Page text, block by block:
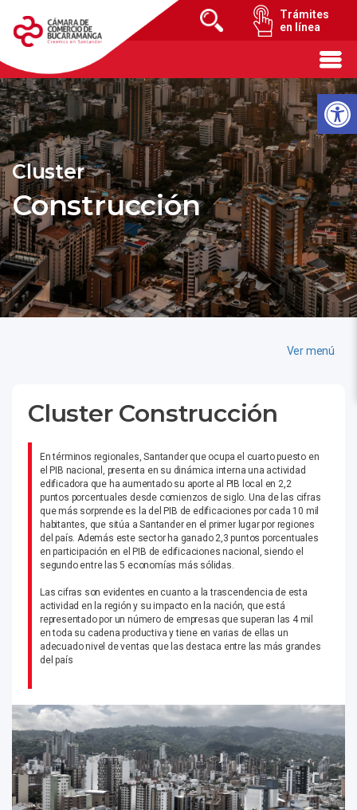
Trámites
en línea
Cluster
Construcción
Ver menú
Cluster Construcción
En términos regionales, Santander que ocupa el cuarto puesto en
el PIB nacional, presenta en su dinámica interna una actividad
edificadora que ha aumentado su aporte al PIB local en 2,2
puntos porcentuales desde comienzos de siglo. Una de las cifras
que más sorprende es la del PIB de edificaciones por cada 10 mil
habitantes, que sitúa a Santander en el primer lugar por regiones
del país. Además este sector ha ganado 2,3 puntos porcentuales
en participación en el PIB de edificaciones nacional, siendo el
segundo entre las 5 economías más sólidas.
Las cifras son evidentes en cuanto a la trascendencia de esta
actividad en la región y su impacto en la nación, que está
representado por un número de empresas que superan las 4 mil
en toda su cadena productiva y tiene en varias de ellas un
adecuado nivel de ventas que las destaca entre las más grandes
del país